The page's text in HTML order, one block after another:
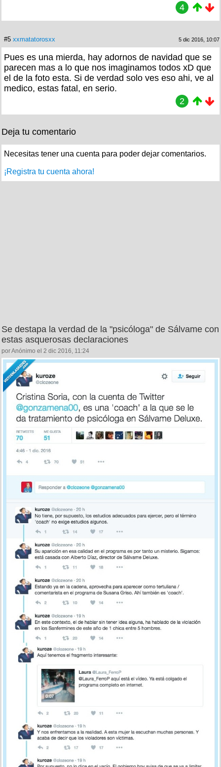
4
#5 xxmatatorosxx 5 dic 2016, 10:07
Pues es una mierda, hay adornos de navidad que se
parecen mas a lo que nos imaginamos todos xD que
el de la foto esta. Si de verdad solo ves eso ahi, ve al
medico, estas fatal, en serio.
2
Deja tu comentario
Necesitas tener una cuenta para poder dejar comentarios.
¡Registra tu cuenta ahora!
Se destapa la verdad de la "psicóloga" de Sálvame con
estas asquerosas declaraciones
por Anónimo el 2 dic 2016, 11:24